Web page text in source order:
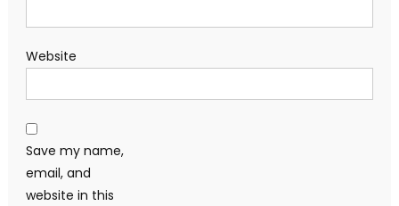
Website
Save my name,
email, and
website in this